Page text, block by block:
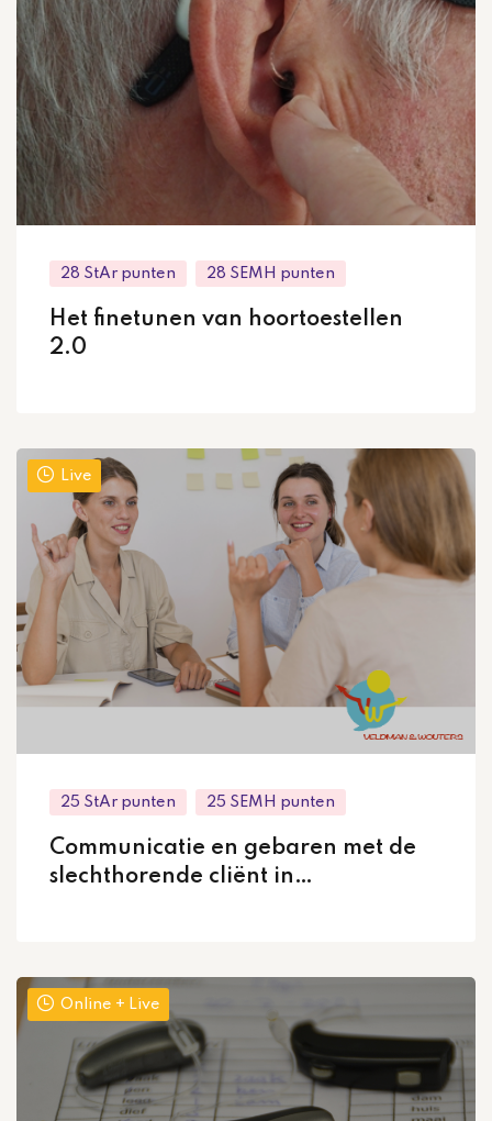
28 StAr punten 28 SEMH punten
Het finetunen van hoortoestellen
2.0
Live
25 StAr punten 25 SEMH punten
Communicatie en gebaren met de
slechthorende cliënt in
Online + Live